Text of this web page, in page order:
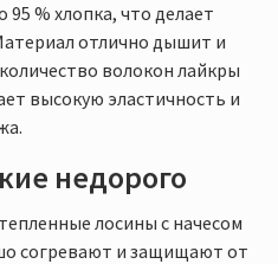
95 % хлопка, что делает
отлично дышит и
волокон лайкры
высокую эластичность и
недорого
лосины с начесом
согревают и защищают от